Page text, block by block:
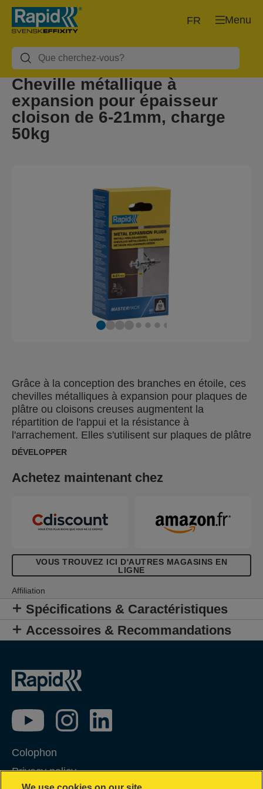
Menu
FR
Cheville métallique à
expansion pour épaisseur
cloison de 6-21mm, charge
50kg
Grâce à la conception des branches en étoile, ces
chevilles métalliques à expansion pour plaques de
plâtre ou cloisons creuses augmentent la
répartition de l'appui et la résistance à
l'arrachement. Elles s'utilisent sur plaques de plâtre
simples, panneaux de particules (agglomérés) et
plastiques, métalliques ou stratifiés d'une
embout de vissage correspondants. Pour une pose
rapide et sans effort, utilisez les pinces à
DÉVELOPPER
Achetez maintenant chez
VOUS TROUVEZ ICI D'AUTRES MAGASINS EN
LIGNE
Affiliation
Spécifications & Caractéristiques
Accessoires & Recommandations
Colophon
Privacy policy